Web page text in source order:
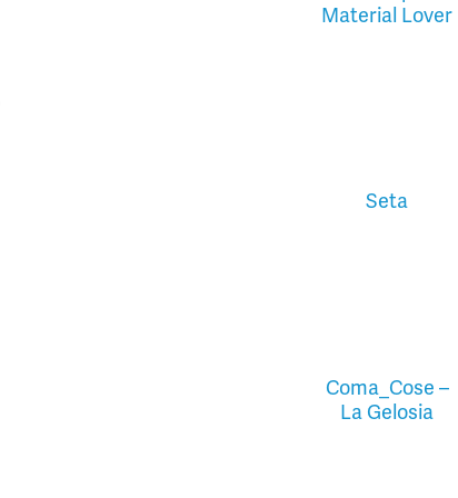
Material Lover
Seta
Coma_Cose –
La Gelosia